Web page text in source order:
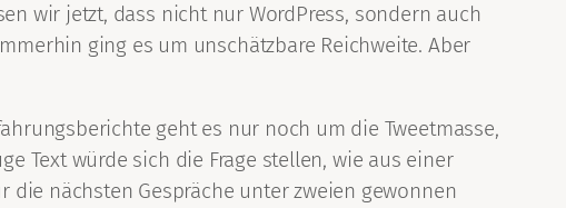
wir jetzt, dass nicht nur WordPress, sondern auch
ging es um unschätzbare Reichweite. Aber
geht es nur noch um die Tweetmasse,
Text würde sich die Frage stellen, wie aus einer
die nächsten Gespräche unter zweien gewonnen